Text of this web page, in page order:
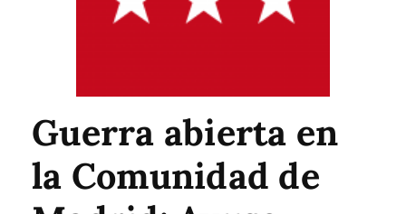
Guerra abierta en
la Comunidad de